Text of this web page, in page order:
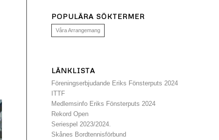
POPULÄRA SÖKTERMER
Våra Arrangemang
LÄNKLISTA
Föreningserbjudande Eriks Fönsterputs 2024
ITTF
Medlemsinfo Eriks Fönsterputs 2024
Rekord Open
Seriespel 2023/2024.
Skånes Bordtennisförbund